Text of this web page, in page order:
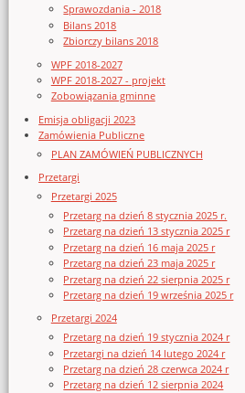
Sprawozdania - 2018
Bilans 2018
Zbiorczy bilans 2018
WPF 2018-2027
WPF 2018-2027 - projekt
Zobowiązania gminne
Emisja obligacji 2023
Zamówienia Publiczne
PLAN ZAMÓWIEŃ PUBLICZNYCH
Przetargi
Przetargi 2025
Przetarg na dzień 8 stycznia 2025 r.
Przetarg na dzień 13 stycznia 2025 r
Przetarg na dzień 16 maja 2025 r
Przetarg na dzień 23 maja 2025 r
Przetarg na dzień 22 sierpnia 2025 r
Przetarg na dzień 19 września 2025 r
Przetargi 2024
Przetarg na dzień 19 stycznia 2024 r
Przetargi na dzień 14 lutego 2024 r
Przetarg na dzień 28 czerwca 2024 r
Przetarg na dzień 12 sierpnia 2024